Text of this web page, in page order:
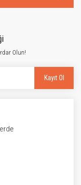
Olun!
Kayıt Ol